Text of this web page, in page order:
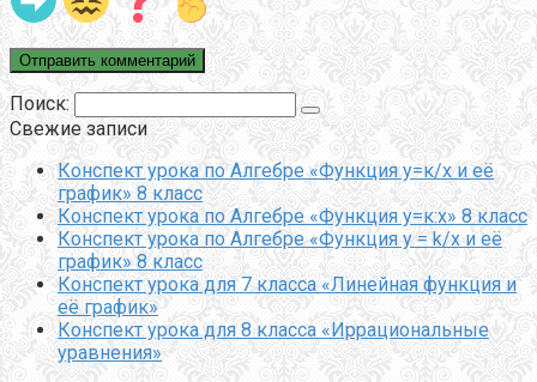
Поиск:
Свежие записи
Конспект урока по Алгебре «Функция у=к/х и её
график» 8 класс
Конспект урока по Алгебре «Функция у=к:х» 8 класс
Конспект урока по Алгебре «Функция y = k/x и её
график» 8 класс
Конспект урока для 7 класса «Линейная функция и
её график»
Конспект урока для 8 класса «Иррациональные
уравнения»